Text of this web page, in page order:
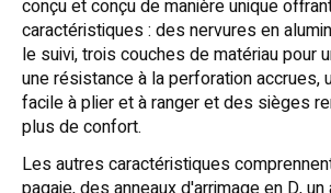
conçu et conçu de manière unique
caractéristiques : des nervures en
le suivi, trois couches de matériau pour
une résistance à la perforation accrues,
facile à plier et à ranger et des sièges
plus de confort.
Les autres caractéristiques